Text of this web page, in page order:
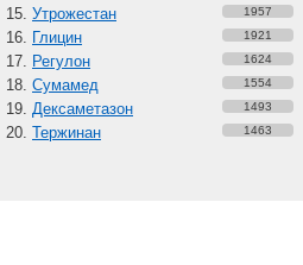
Утрожестан 1957
Глицин 1921
Регулон 1624
Сумамед 1554
Дексаметазон 1493
Тержинан 1463